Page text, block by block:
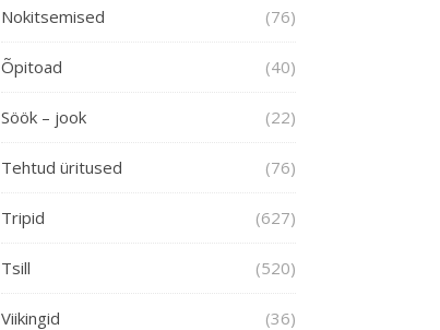
Nokitsemised (76)
Õpitoad (40)
Söök – jook (22)
Tehtud üritused (76)
Tripid (627)
Tsill (520)
Viikingid (36)